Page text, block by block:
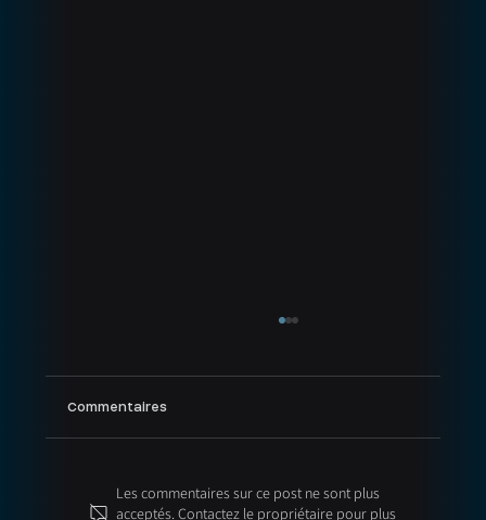
Commentaires
Les commentaires sur ce post ne sont plus
acceptés. Contactez le propriétaire pour plus